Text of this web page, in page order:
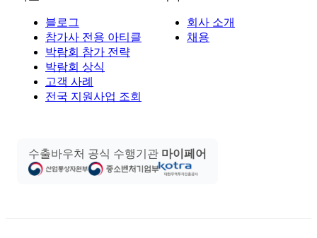
블로그
참가사 전용 아티클
박람회 참가 전략
박람회 상식
고객 사례
전국 지원사업 조회
회사 소개
채용
수출바우처 공식 수행기관 마이페어